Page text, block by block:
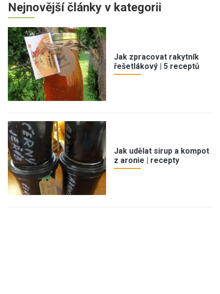
Nejnovější články v kategorii
Jak zpracovat rakytník
řešetlákový | 5 receptů
Jak udělat sirup a kompot
z aronie | recepty